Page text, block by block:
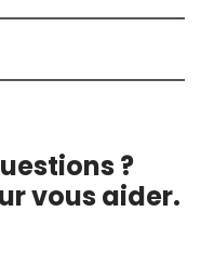
?
vous aider.